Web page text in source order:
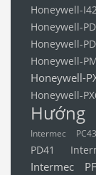
Honeywell-
Honeywell-
Honeywell-
Honeywell-
Honeywell-
Honeywell-
Intermec
PD41
Intermec